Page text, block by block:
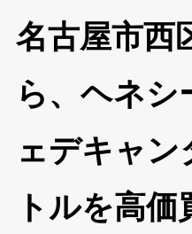
名古屋市西
ら、ヘネシ
ェデキャン
トルを高